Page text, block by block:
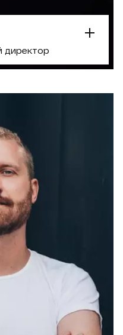
директор
щоб ваш